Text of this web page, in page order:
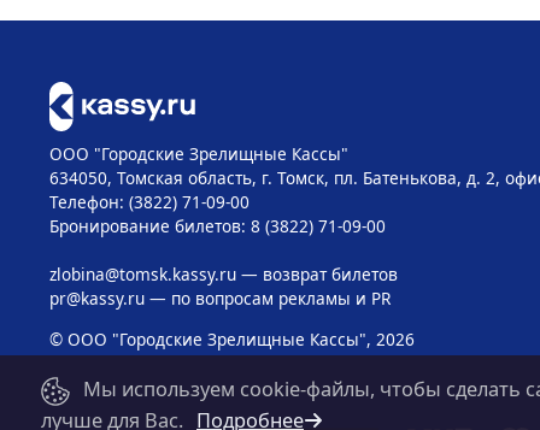
ООО "Городские Зрелищные Кассы"
634050, Томская область, г. Томск, пл. Батенькова, д. 2,
Телефон: (3822) 71-09-00
Бронирование билетов: 8 (3822) 71-09-00
zlobina@tomsk.kassy.ru— возврат билетов
pr@kassy.ru— по вопросам рекламы и PR
© ООО "Городские Зрелищные Кассы", 2026
Мы используем cookie-файлы, чтобы сделать
лучше для Вас. Подробнее